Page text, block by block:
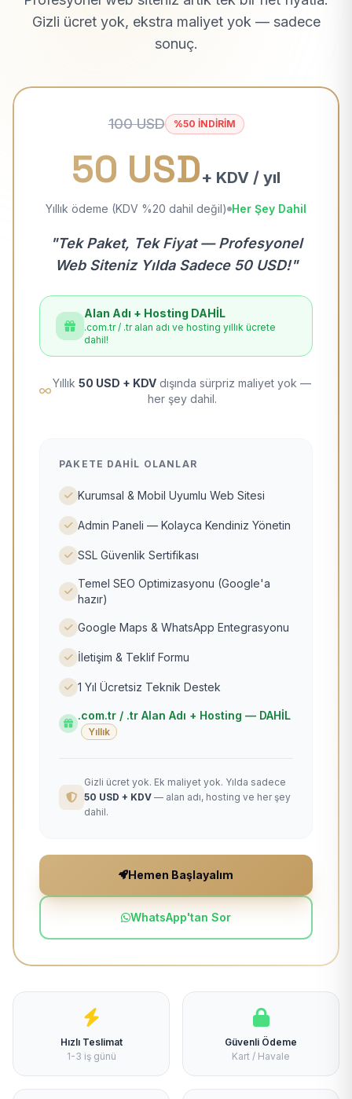
Gizli ücret yok, ekstra maliyet yok — sadece
sonuç.
100 USD %50 İNDİRİM
50 USD+ KDV / yıl
Yıllık ödeme (KDV %20 dahil değil) Her Şey Dahil
"Tek Paket, Tek Fiyat — Profesyonel
Web Siteniz Yılda Sadece 50 USD!"
Alan Adı + Hosting DAHİL
.com.tr / .tr alan adı ve hosting yıllık ücrete
dahil!
Yıllık 50 USD + KDV dışında sürpriz maliyet yok —
her şey dahil.
PAKETE DAHIL OLANLAR
Kurumsal & Mobil Uyumlu Web Sitesi
Admin Paneli — Kolayca Kendiniz Yönetin
SSL Güvenlik Sertifikası
Temel SEO Optimizasyonu (Google'a
hazır)
Google Maps & WhatsApp Entegrasyonu
İletişim & Teklif Formu
1 Yıl Ücretsiz Teknik Destek
.com.tr / .tr Alan Adı + Hosting — DAHİL
Yıllık
Gizli ücret yok. Ek maliyet yok. Yılda sadece
50 USD + KDV — alan adı, hosting ve her şey
dahil.
Hemen Başlayalım
WhatsApp'tan Sor
Hızlı Teslimat
1-3 iş günü
Güvenli Ödeme
Kart / Havale